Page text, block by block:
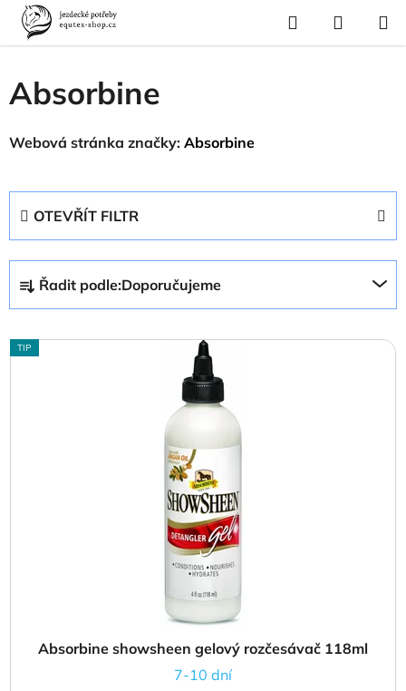
Přejít
obsah
Hledat
KOŠÍK
Domů
Prodávané značky
Absorbine
Webová stránka značky: Absorbine
OTEVŘÍT FILTR
a
z
e
n
Řadit podle:Doporučujeme
V
ý
TIP
Absorbine showsheen gelový rozčesávač 118ml
7-10 dní